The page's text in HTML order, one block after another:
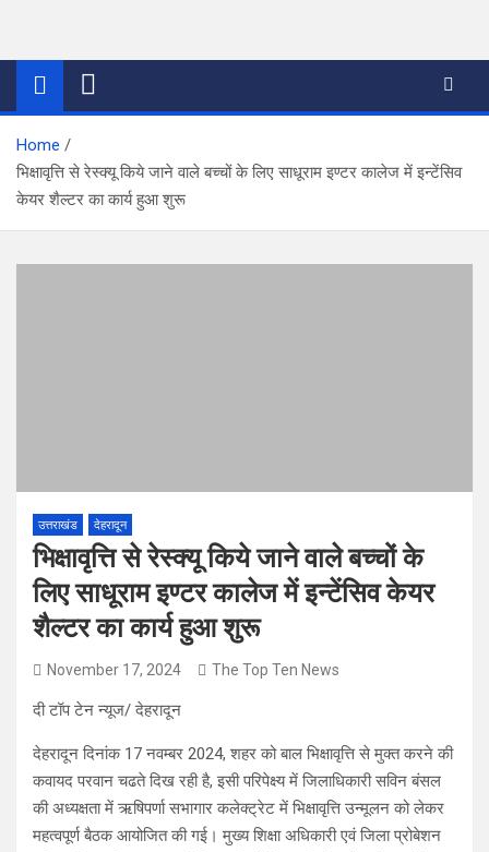
contentthetoptennews.com
Home
भिक्षावृत्ति से रेस्क्यू किये जाने वाले बच्चों के लिए साधूराम इण्टर कालेज में इन्टेंसिव
केयर शैल्टर का कार्य हुआ शुरू
उत्तराखंड देहरादून
भिक्षावृत्ति से रेस्क्यू किये जाने वाले बच्चों के
लिए साधूराम इण्टर कालेज में इन्टेंसिव केयर
शैल्टर का कार्य हुआ शुरू
November 17, 2024 The Top Ten News
दी टॉप टेन न्यूज/ देहरादून
देहरादून दिनांक 17 नवम्बर 2024, शहर को बाल भिक्षावृत्ति से मुक्त करने की
कवायद परवान चढते दिख रही है, इसी परिपेक्ष्य में जिलाधिकारी सविन बंसल
की अध्यक्षता में ऋषिपर्णा सभागार कलेक्ट्रेट में भिक्षावृत्ति उन्मूलन को लेकर
महत्वपूर्ण बैठक आयोजित की गई। मुख्य शिक्षा अधिकारी एवं जिला प्रोबेशन